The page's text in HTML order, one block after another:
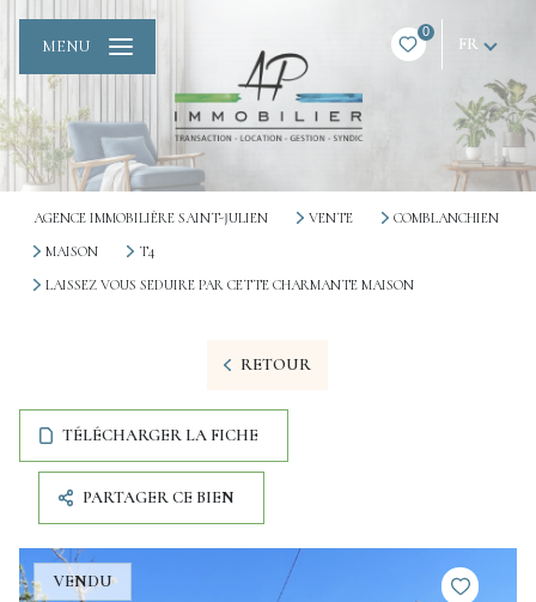
0
FR
MENU
AGENCE IMMOBILIÈRE SAINT-JULIEN VENTE
COMBLANCHIEN
MAISON
T4
LAISSEZ VOUS SEDUIRE PAR CETTE CHARMANTE MAISON
RETOUR
TÉLÉCHARGER LA FICHE
PARTAGER CE BIEN
VENDU